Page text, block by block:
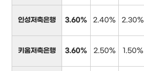
인성저축은행 3.60% 2.40% 2.30%
키움저축은행 3.60% 2.50% 1.50%